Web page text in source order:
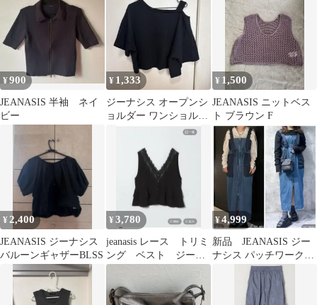
¥900
JEANASIS 半袖 ネイ
ビー
¥ 1,333
ジーナシス オープンシ
ョルダー ワンショルダ
ー アシンメトリー Tシ
¥ 1,500
JEANASIS ニットベス
ト ブラウン F
¥ 2,400
JEANASIS ジーナシス
バルーンギャザーBLSS
¥3,780
jeanasis レース トリミ
ング ベスト ジーナ
シス
¥4,999
新品 JEANASIS ジー
ナシス パッチワークジ
ャンスカ